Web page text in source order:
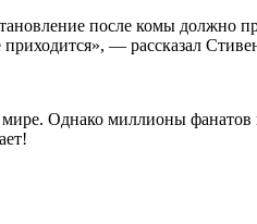
после комы должно
— рассказал
Однако миллионы фанатов